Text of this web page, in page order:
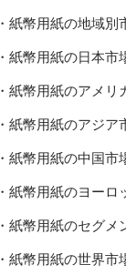
・紙幣用紙の地域別
・紙幣用紙の日本市
・紙幣用紙のアメリ
・紙幣用紙のアジア
・紙幣用紙の中国市
・紙幣用紙のヨーロ
・紙幣用紙のセグメ
・紙幣用紙の世界市